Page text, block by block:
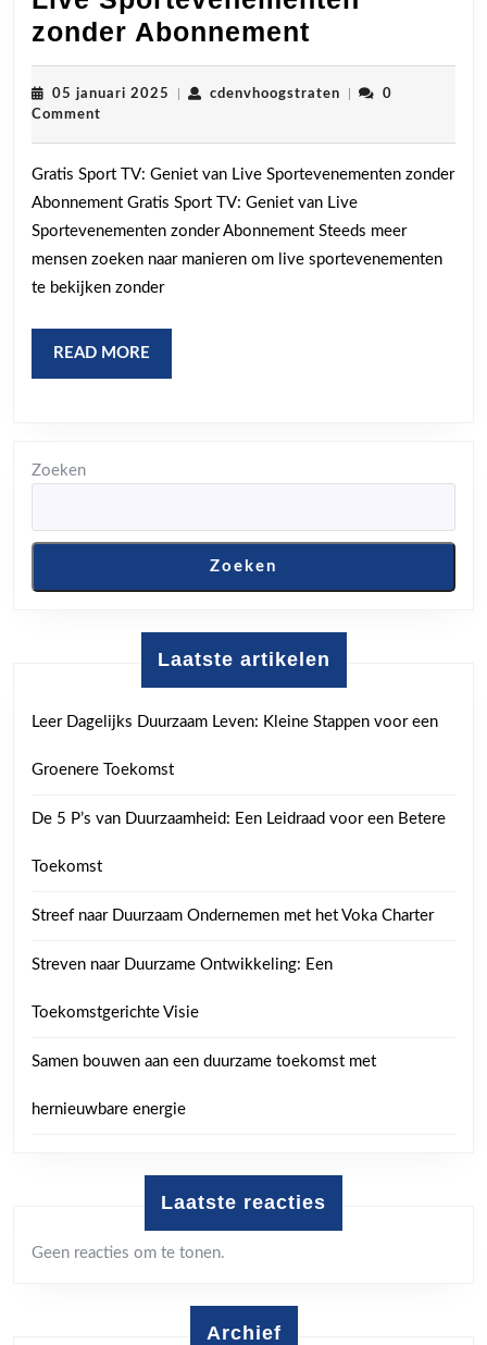
zonder Abonnement
van
Gratis
Live
zonder
05 januari 2025 05
cdenvhoogstratencdenvhoogstraten
0
Comment
Gratis Sport TV: Geniet van Live Sportevenementen zonder
Abonnement Gratis Sport TV: Geniet van Live
Sportevenementen zonder Abonnement Steeds meer
mensen zoeken naar manieren om live sportevenementen
te bekijken zonder
READ MORE
MORE
Zoeken
Zoeken
Laatste artikelen
Leer Dagelijks Duurzaam Leven: Kleine Stappen voor een
Groenere Toekomst
De 5 P’s van Duurzaamheid: Een Leidraad voor een Betere
Toekomst
Streef naar Duurzaam Ondernemen met het Voka Charter
Streven naar Duurzame Ontwikkeling: Een
Toekomstgerichte Visie
Samen bouwen aan een duurzame toekomst met
hernieuwbare energie
Laatste reacties
Geen reacties om te tonen.
Archief